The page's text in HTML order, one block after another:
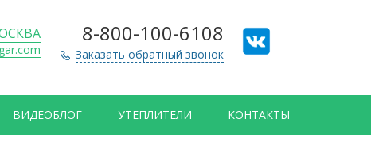
8-800-100-6108
Заказать обратный звонок
ВИДЕОБЛОГ УТЕПЛИТЕЛИ КОНТАКТЫ